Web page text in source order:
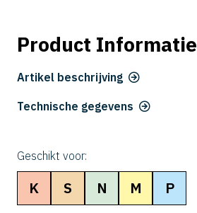
Product Informatie
Artikel beschrijving
Technische gegevens
Geschikt voor:
K S N M P